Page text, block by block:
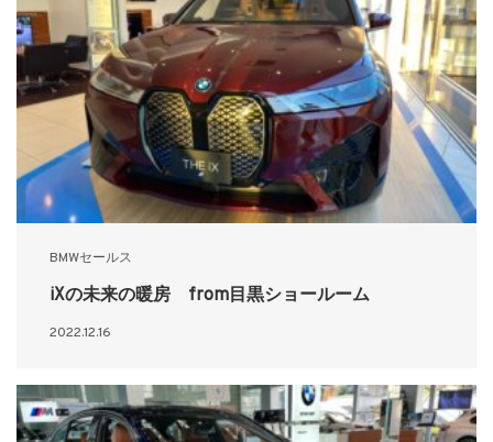
BMWセールス
iXの未来の暖房 from目黒ショールーム
2022.12.16